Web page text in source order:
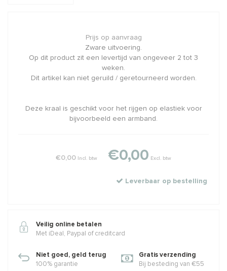
Prijs op aanvraag
Zware uitvoering.
Op dit product zit een levertijd van ongeveer 2 tot 3
weken.
Dit artikel kan niet geruild / geretourneerd worden.
Deze kraal is geschikt voor het rijgen op elastiek voor
bijvoorbeeld een armband.
€0,00 Incl. btw €0,00 Excl. btw
Leverbaar op bestelling
Veilig online betalen
Met iDeal, Paypal of creditcard
Niet goed, geld terug
100% garantie
Gratis verzending
Bij besteding van €55